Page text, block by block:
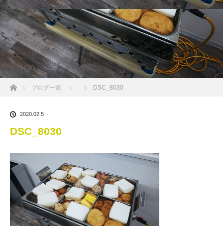
ホームブログ一覧 DSC_8030
2020.02.5
DSC_8030